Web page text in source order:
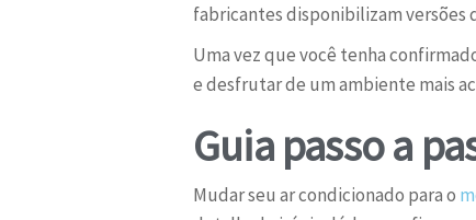
fabricantes disponibilizam versões
Uma vez que você tenha
e desfrutar de um ambiente mais
Guia passo a
Mudar seu ar condicionado para o